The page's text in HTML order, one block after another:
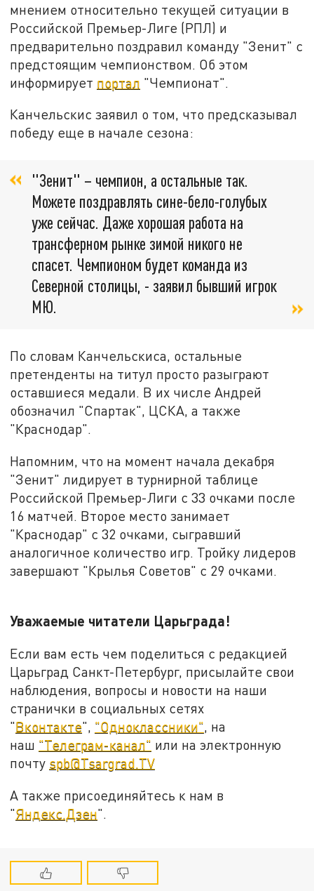
мнением относительно текущей ситуации в
Российской Премьер-Лиге (РПЛ) и
предварительно поздравил команду "Зенит" с
предстоящим чемпионством. Об этом
информирует портал "Чемпионат".
Канчельскис заявил о том, что предсказывал
победу еще в начале сезона:
"Зенит" – чемпион, а остальные так.
Можете поздравлять сине-бело-голубых
уже сейчас. Даже хорошая работа на
трансферном рынке зимой никого не
спасет. Чемпионом будет команда из
Северной столицы, - заявил бывший игрок
МЮ.
По словам Канчельскиса, остальные
претенденты на титул просто разыграют
оставшиеся медали. В их числе Андрей
обозначил "Спартак", ЦСКА, а также
"Краснодар".
Напомним, что на момент начала декабря
"Зенит" лидирует в турнирной таблице
Российской Премьер-Лиги с 33 очками после
16 матчей. Второе место занимает
"Краснодар" с 32 очками, сыгравший
аналогичное количество игр. Тройку лидеров
завершают "Крылья Советов" с 29 очками.
Уважаемые читатели Царьграда!
Если вам есть чем поделиться с редакцией
Царьград Санкт-Петербург, присылайте свои
наблюдения, вопросы и новости на наши
странички в социальных сетях
"Вконтакте", "Одноклассники", на
наш "Телеграм-канал" или на электронную
почту spb@Tsargrad.TV
А также присоединяйтесь к нам в
"Яндекс.Дзен".